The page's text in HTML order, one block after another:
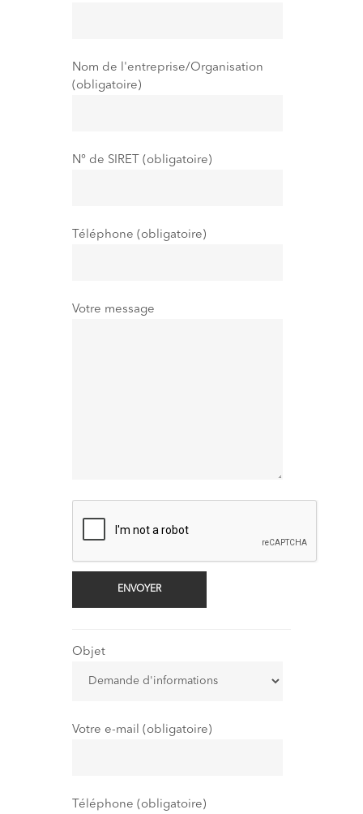
Nom de l'entreprise/Organisation
(obligatoire)
N° de SIRET (obligatoire)
Téléphone (obligatoire)
Votre message
Objet
Votre e-mail (obligatoire)
Téléphone (obligatoire)